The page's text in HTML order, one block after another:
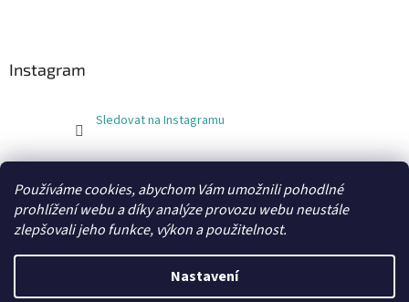
Používáme cookies, abychom Vám umožnili pohodlné
prohlížení webu a díky analýze provozu webu neustále
zlepšovali jeho funkce, výkon a použitelnost.
Nastavení
Instagram
Sledovat na Instagramu